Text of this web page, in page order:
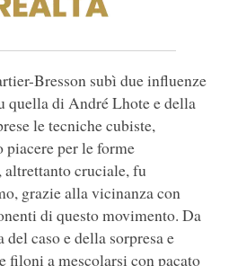
Bresson subì due influenze
quella di André Lhote e della
le tecniche cubiste,
per le forme
altrettanto cruciale, fu
grazie alla vicinanza con
di questo movimento. Da
caso e della sorpresa e
filoni a mescolarsi con pacato